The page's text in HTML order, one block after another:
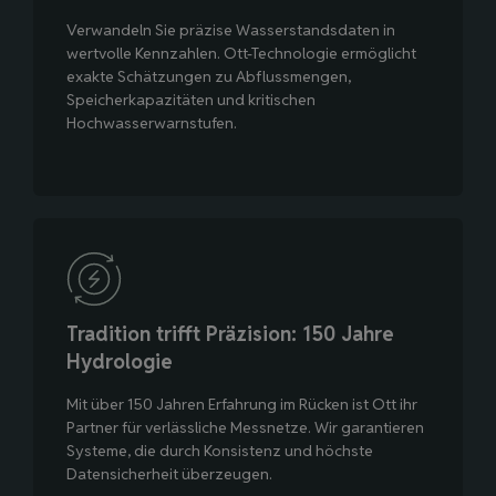
Verwandeln Sie präzise Wasserstandsdaten in
wertvolle Kennzahlen. Ott-Technologie ermöglicht
exakte Schätzungen zu Abflussmengen,
Speicherkapazitäten und kritischen
Hochwasserwarnstufen.
Tradition trifft Präzision: 150 Jahre
Hydrologie
Mit über 150 Jahren Erfahrung im Rücken ist Ott ihr
Partner für verlässliche Messnetze. Wir garantieren
Systeme, die durch Konsistenz und höchste
Datensicherheit überzeugen.